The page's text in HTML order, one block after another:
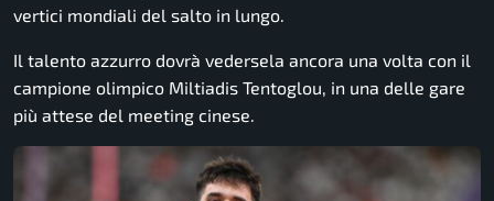
vertici mondiali del salto in lungo.
Il talento azzurro dovrà vedersela ancora una volta con il
campione olimpico Miltiadis Tentoglou, in una delle gare
più attese del meeting cinese.